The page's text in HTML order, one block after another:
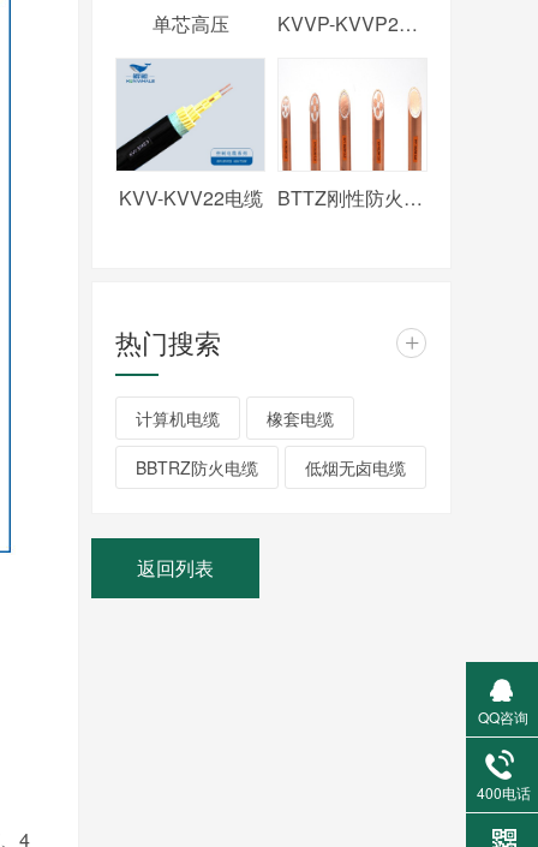
4
单芯高压 KVVP-KVVP2电缆
KVV-KVV22电缆 BTTZ刚性防火电缆
热门搜索 +
计算机电缆 橡套电缆
BBTRZ防火电缆 低烟无卤电缆
返回列表
QQ咨询
400电话